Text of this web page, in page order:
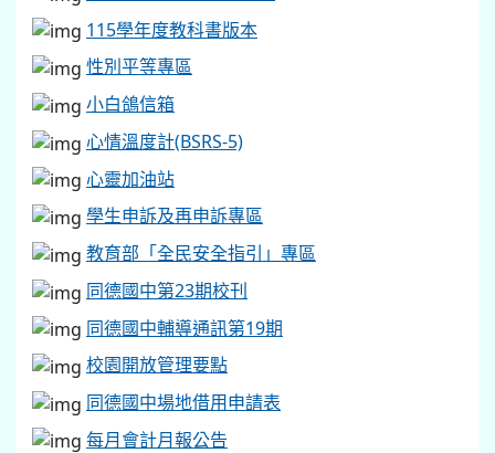
115學年度教科書版本
性別平等專區
小白鴿信箱
心情溫度計(BSRS-5)
心靈加油站
學生申訴及再申訴專區
教育部「全民安全指引」專區
同德國中第23期校刊
同德國中輔導通訊第19期
校園開放管理要點
同德國中場地借用申請表
每月會計月報公告